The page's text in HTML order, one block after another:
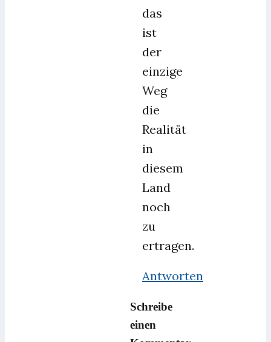
das
ist
der
einzige
Weg
die
Realität
in
diesem
Land
noch
zu
ertragen.
Antworten
Schreibe
einen